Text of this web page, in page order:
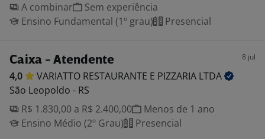
A combinar
Sem experiência
Ensino Fundamental (1º grau)
Presencial
Caixa - Atendente 8 jul
4,0 VARIATTO RESTAURANTE E PIZZARIA LTDA
São Leopoldo - RS
R$ 1.830,00 a R$ 2.400,00
Menos de 1 ano
Ensino Médio (2º Grau)
Presencial